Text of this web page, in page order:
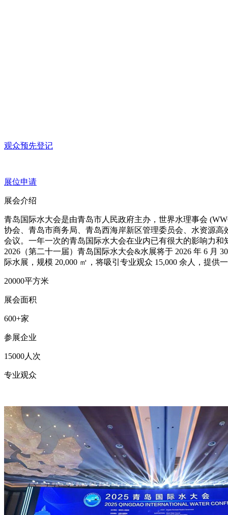
观众预先登记
展位申请
展会介绍
青岛国际水大会是由青岛市人民政府主办，世界水理事会
协会、青岛市商务局、青岛西海岸新区管理委员会、水资源
会议。一年一次的青岛国际水大会在业内已有很大的影响力
2026（第二十一届）青岛国际水大会&水展将于 2026 年 6 月
际水展，规模 20,000 ㎡，将吸引专业观众 15,000 余人，提
20000平方米
展会面积
600+家
参展企业
15000人次
专业观众